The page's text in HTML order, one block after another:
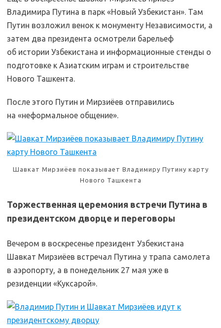
Владимира Путина в парк «Новый Узбекистан». Там
Путин возложил венок к монументу Независимости, а
затем два президента осмотрели барельеф
об истории Узбекистана и информационные стенды о
подготовке к Азиатским играм и строительстве
Нового Ташкента.
После этого Путин и Мирзиёев отправились
на «неформальное общение».
Шавкат Мирзиёев показывает Владимиру Путину карту
Нового Ташкента
Торжественная церемония встречи Путина в
президентском дворце и переговоры
Вечером в воскресенье президент Узбекистана
Шавкат Мирзиёев встречал Путина у трапа самолета
в аэропорту, а в понедельник 27 мая уже в
резиденции «Куксарой».